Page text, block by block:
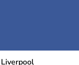
Liverpool